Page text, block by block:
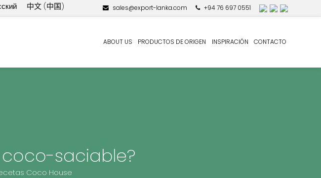
中文 (中国) sales@export-lanka.com +94 76 697 0551
ABOUT US PRODUCTOS DE ORIGEN INSPIRACIÓN CONTACTO
saciable?
Coco House